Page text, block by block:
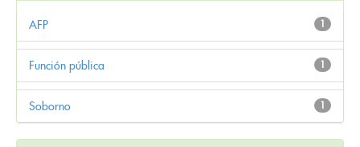
1
AFP
1
Función pública
1
Soborno